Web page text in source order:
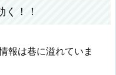
！！
報は巷に溢れていま